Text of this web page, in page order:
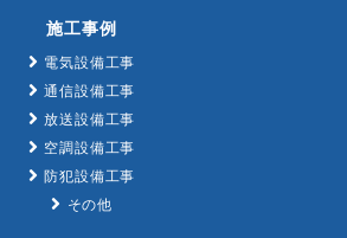
施工事例
電気設備工事
通信設備工事
放送設備工事
空調設備工事
防犯設備工事
その他